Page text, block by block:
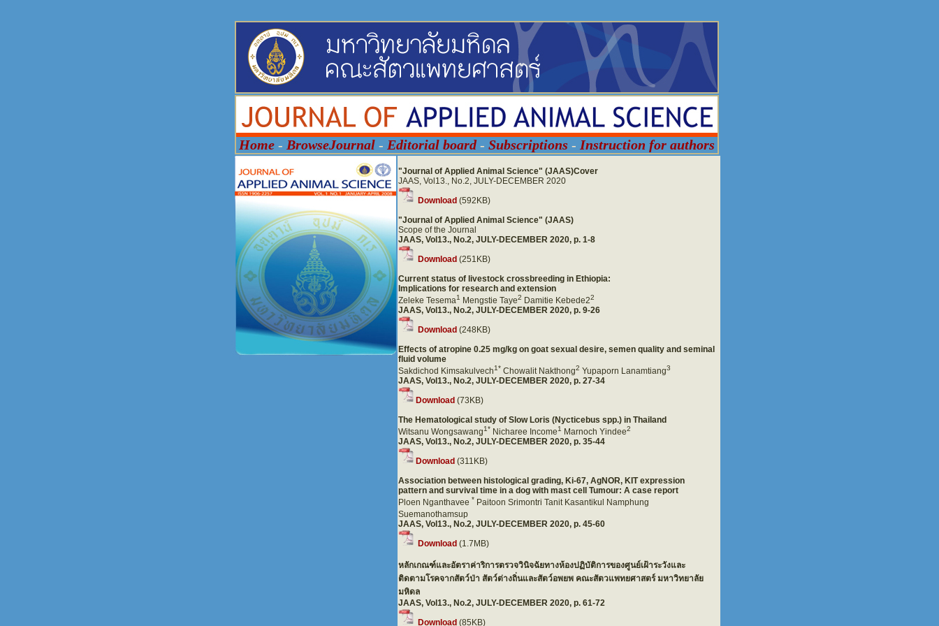
Home - BrowseJournal - Editorial board- Subscriptions - Instruction for authors
"Journal of Applied Animal Science" (JAAS)Cover
JAAS, Vol13., No.2, JULY-DECEMBER 2020
Download (592KB)
"Journal of Applied Animal Science" (JAAS)
Scope of the Journal
JAAS, Vol13., No.2, JULY-DECEMBER 2020, p. 1-8
Download (251KB)
Current status of livestock crossbreeding in Ethiopia:
Implications for research and extension
Zeleke Tesema1 Mengstie Taye2 Damitie Kebede22
JAAS, Vol13., No.2, JULY-DECEMBER 2020, p. 9-26
Download (248KB)
Effects of atropine 0.25 mg/kg on goat sexual desire, semen quality and seminal
fluid volume
Sakdichod Kimsakulvech1* Chowalit Nakthong2 Yupaporn Lanamtiang3
JAAS, Vol13., No.2, JULY-DECEMBER 2020, p. 27-34
Download (73KB)
The Hematological study of Slow Loris (Nycticebus spp.) in Thailand
Witsanu Wongsawang1* Nicharee Income1 Marnoch Yindee2
JAAS, Vol13., No.2, JULY-DECEMBER 2020, p. 35-44
Download (311KB)
Association between histological grading, Ki-67, AgNOR, KIT expression
pattern and survival time in a dog with mast cell Tumour: A case report
Ploen Nganthavee * Paitoon Srimontri Tanit Kasantikul
Namphung
Suemanothamsup
JAAS, Vol13., No.2, JULY-DECEMBER 2020, p. 45-60
Download (1.7MB)
หลักเกณฑ์และอัตราค่าริการตรวจวินิจฉัยทางห้องปฏิบัติการของศูนย์เฝ้าระวังและ
ติดตามโรคจากสัตว์ป่า สัตว์ต่างถิ่นและสัตว์อพยพ คณะสัตวแพทยศาสตร์ มหาวิทยาลัย
มหิดล
JAAS, Vol13., No.2, JULY-DECEMBER 2020, p. 61-72
Download (85KB)